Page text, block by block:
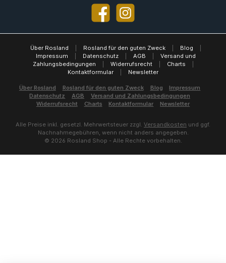
Facebook Instagram
Über Rosland Rosland für den guten Zweck Blog
Impressum
Datenschutz AGB
Versand und
Zahlungsbedingungen
Widerrufsrecht Charts
Kontaktformular
Newsletter
Über Rosland Rosland für den guten Zweck Blog
Impressum
Datenschutz
AGB
Versand und Zahlungsbedingungen
Widerrufsrecht
Charts Kontaktformular Newsletter
Alle Preise inkl. gesetzl. Mehrwertsteuer zzgl. Versandkosten und ggf.
Nachnahmegebühren, wenn nicht anders angegeben.
© 2026 Rosland Shop - Alle Rechte vorbehalten.